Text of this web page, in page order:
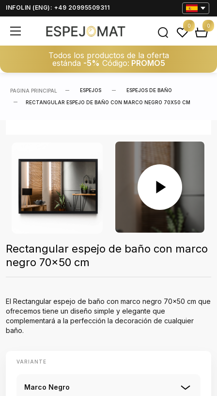
INFOLIN (ENG): +49 20995509311
Todos los productos de la oferta
estánda -5% Código: PROMO5
0 0
PAGINA PRINCIPAL ESPEJOS ESPEJOS DE BAÑO
RECTANGULAR ESPEJO DE BAÑO CON MARCO NEGRO 70X50 CM
Rectangular espejo de baño con marco
negro 70x50 cm
El Rectangular espejo de baño con marco negro 70x50 cm que
ofrecemos tiene un diseño simple y elegante que
complementará a la perfección la decoración de cualquier
baño.
VARIANTE
Marco Negro